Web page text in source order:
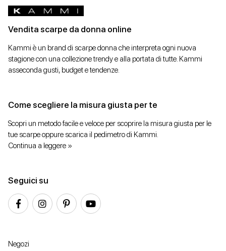
Vendita scarpe da donna online
Kammi è un brand di scarpe donna che interpreta ogni nuova
stagione con una collezione trendy e alla portata di tutte. Kammi
asseconda gusti, budget e tendenze.
Come scegliere la misura giusta per te
Scopri un metodo facile e veloce per scoprire la misura giusta per le
tue scarpe oppure scarica il pedimetro di Kammi.
Continua a leggere »
Seguici su
Negozi